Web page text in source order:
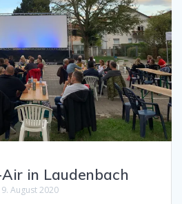
Air in Laudenbach
August 2020